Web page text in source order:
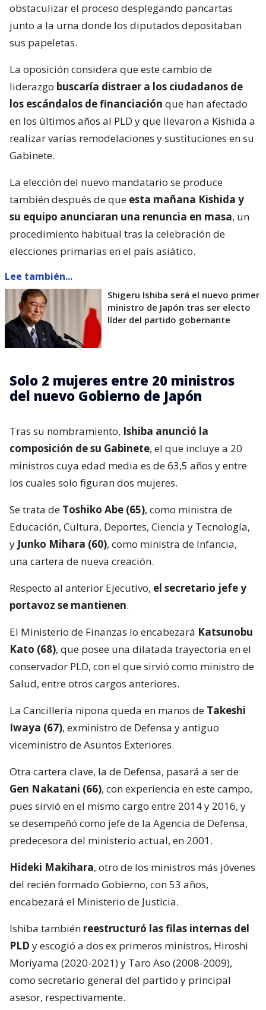
obstaculizar el proceso desplegando pancartas
junto a la urna donde los diputados depositaban
sus papeletas.
La oposición considera que este cambio de
liderazgo buscaría distraer a los ciudadanos de
los escándalos de financiación que han afectado
en los últimos años al PLD y que llevaron a Kishida a
realizar varias remodelaciones y sustituciones en su
Gabinete.
La elección del nuevo mandatario se produce
también después de que esta mañana Kishida y
su equipo anunciaran una renuncia en masa, un
procedimiento habitual tras la celebración de
elecciones primarias en el país asiático.
Lee también...
Shigeru Ishiba será el nuevo primer
ministro de Japón tras ser electo
líder del partido gobernante
Solo 2 mujeres entre 20 ministros
del nuevo Gobierno de Japón
Tras su nombramiento, Ishiba anunció la
composición de su Gabinete, el que incluye a 20
ministros cuya edad media es de 63,5 años y entre
los cuales solo figuran dos mujeres.
Se trata de Toshiko Abe (65), como ministra de
Educación, Cultura, Deportes, Ciencia y Tecnología,
y Junko Mihara (60), como ministra de Infancia,
una cartera de nueva creación.
Respecto al anterior Ejecutivo, el secretario jefe y
portavoz se mantienen.
El Ministerio de Finanzas lo encabezará Katsunobu
Kato (68), que posee una dilatada trayectoria en el
conservador PLD, con el que sirvió como ministro de
Salud, entre otros cargos anteriores.
La Cancillería nipona queda en manos de Takeshi
Iwaya (67), exministro de Defensa y antiguo
viceministro de Asuntos Exteriores.
Otra cartera clave, la de Defensa, pasará a ser de
Gen Nakatani (66), con experiencia en este campo,
pues sirvió en el mismo cargo entre 2014 y 2016, y
se desempeñó como jefe de la Agencia de Defensa,
predecesora del ministerio actual, en 2001.
Hideki Makihara, otro de los ministros más jóvenes
del recién formado Gobierno, con 53 años,
encabezará el Ministerio de Justicia.
Ishiba también reestructuró las filas internas del
PLD y escogió a dos ex primeros ministros, Hiroshi
Moriyama (2020-2021) y Taro Aso (2008-2009),
como secretario general del partido y principal
asesor, respectivamente.